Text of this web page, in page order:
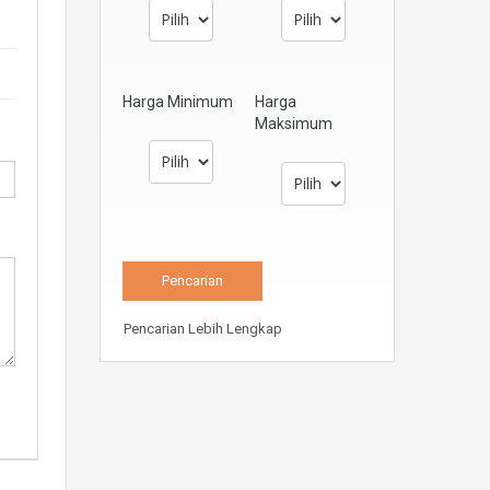
Harga Minimum
Harga
Maksimum
Pencarian Lebih Lengkap